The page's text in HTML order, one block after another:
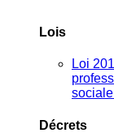
Lois
Loi
Décrets